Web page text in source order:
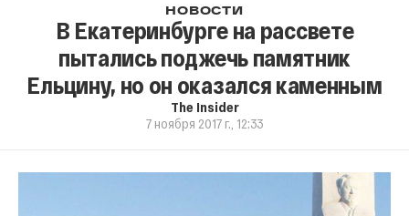
НОВОСТИ
В Екатеринбурге на рассвете
пытались поджечь памятник
Ельцину, но он оказался каменным
The Insider
7 ноября 2017 г., 12:33